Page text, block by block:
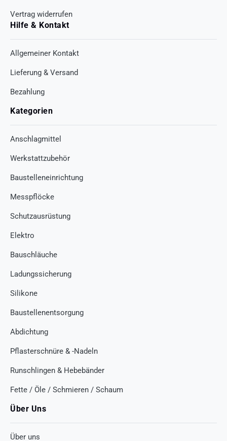
Vertrag widerrufen
Hilfe & Kontakt
Allgemeiner Kontakt
Lieferung & Versand
Bezahlung
Kategorien
Anschlagmittel
Werkstattzubehör
Baustelleneinrichtung
Messpflöcke
Schutzausrüstung
Elektro
Bauschläuche
Ladungssicherung
Silikone
Baustellenentsorgung
Abdichtung
Pflasterschnüre & -Nadeln
Runschlingen & Hebebänder
Fette / Öle / Schmieren / Schaum
Über Uns
Über uns